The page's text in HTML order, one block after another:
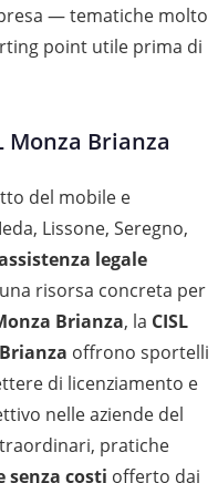
— tematiche molto
point utile prima di
Monza Brianza
del mobile e
Lissone, Seregno,
legale
risorsa concreta per
Brianza, la CISL
offrono sportelli
di licenziamento e
nelle aziende del
pratiche
senza costi offerto dai